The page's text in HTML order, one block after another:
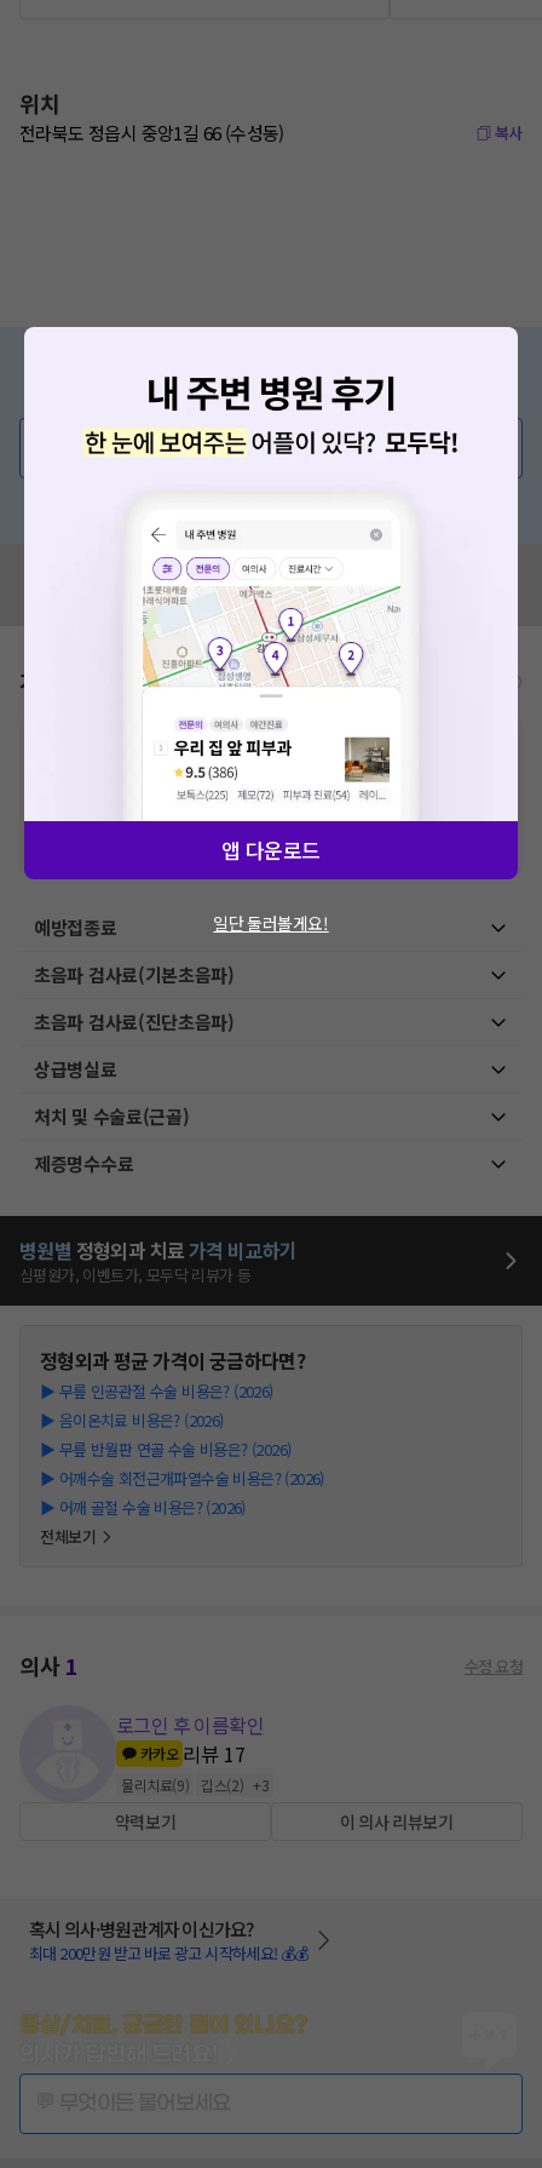
위치
전라북도 정읍시 중앙1길 66 (수성동) 복사
증상/치료, 궁금한 점이 있나요?
의사가 직접 답해드려요!
💬 무엇이든 물어보세요
혹시 잘못된 병원정보가 있나요?
모두닥 팀에 알려주세요!
가격표 비급여/급여 진료란?
비급여 항목의 경우,추가비용 등으로 실제 가격과 상이할 수 있으니, 정확
한 가격은 해당 의료기관에 직접 문의해주세요.
건강보험심사평가원 에 고지되어 있는 급여 진료 기준 가
격입니다. (진료와 연관된 복합적인 비용이 추가되어, 병원마다 금액이 다르게
산정될 수 있는 점 참고 바랍니다.)
VAT 포함
예방접종료
초음파 검사료(기본초음파)
초음파 검사료(진단초음파)
상급병실료
처치 및 수술료(근골)
제증명수수료
병원별 정형외과 치료가격 비교하기
심평원가, 이벤트가, 모두닥 리뷰가 등
정형외과평균 가격이 궁금하다면?
▶ 무릎 인공관절 수술 비용은? (2026)
▶ 음이온치료 비용은? (2026)
▶ 무릎 반월판 연골 수술 비용은? (2026)
▶ 어깨수술 회전근개파열수술 비용은? (2026)
▶ 어깨 골절 수술 비용은? (2026)
전체보기
의사1 수정 요청
로그인 후 이름확인
카카오 리뷰 17
물리치료(9) 깁스(2) +3
약력보기 이 의사 리뷰보기
혹시 의사·병원관계자 이신가요?
최대 200만원 받고 바로 광고 시작하세요! 💰💰
증상/치료, 궁금한 점이 있나요?
앱 다운로드
일단 둘러볼게요!